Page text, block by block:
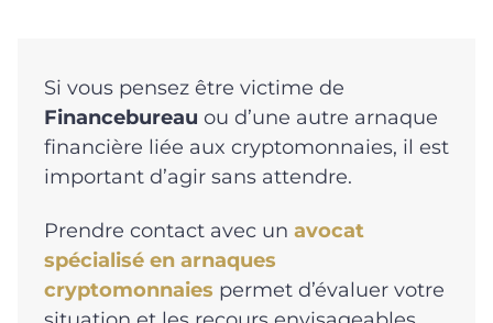
Si vous pensez être victime de
Financebureau ou d’une autre arnaque
financière liée aux cryptomonnaies, il est
important d’agir sans attendre.
Prendre contact avec un avocat
spécialisé en arnaques
cryptomonnaies permet d’évaluer votre